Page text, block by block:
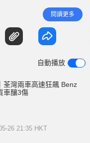
e
（24日）凌晨2時
路往荃灣西方向行
歲貨車司機頭、頸
於23歲姓何私家車
閱讀更多
自動播放
荃灣兩車高速狂飆 Benz
車釀3傷
26 21:35 HKT